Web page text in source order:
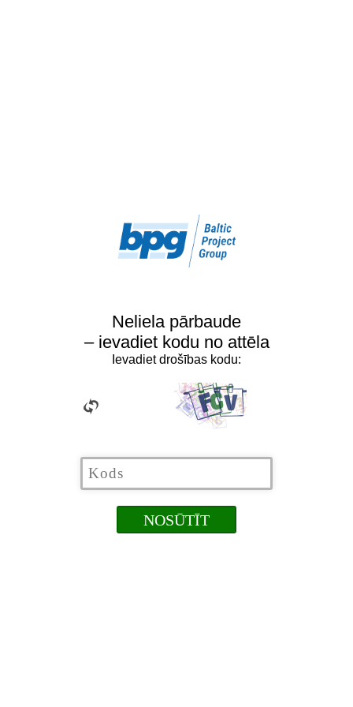
Neliela pārbaude
– ievadiet kodu no attēla
Ievadiet drošības kodu: